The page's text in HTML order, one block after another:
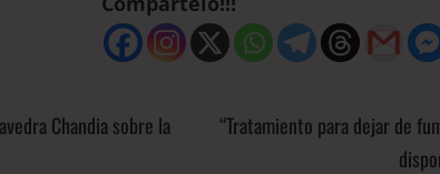
Chandia sobre la
“Tratamiento para dejar de